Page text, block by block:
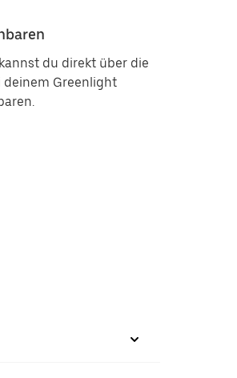
du direkt über die
deinem Greenlight